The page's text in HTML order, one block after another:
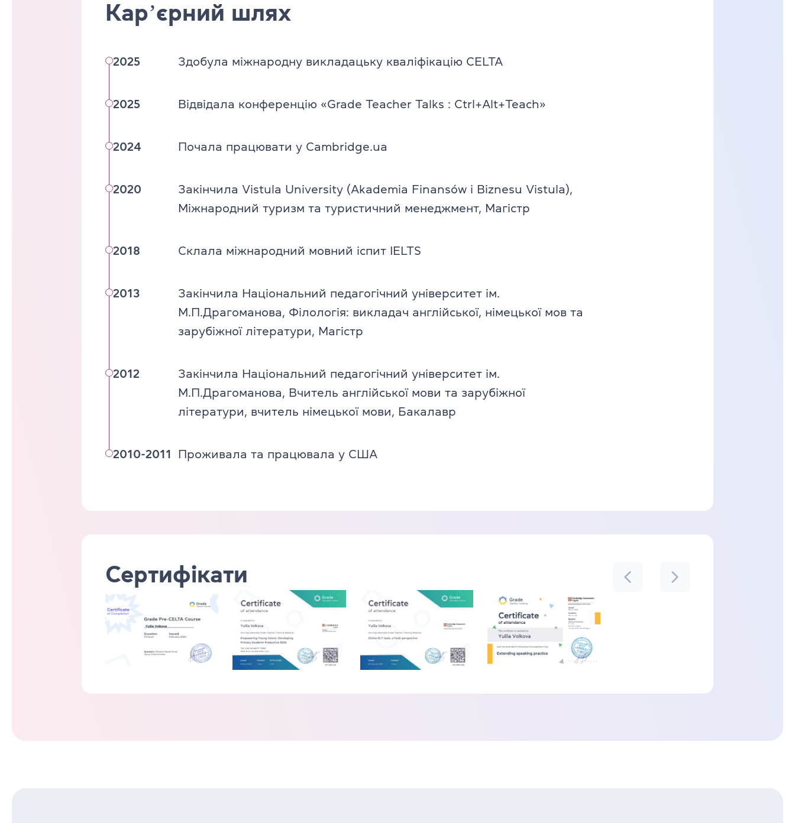
Карʼєрний шлях
2025 Здобула міжнародну викладацьку кваліфікацію CELTA
2025 Відвідала конференцію «Grade Teacher Talks : Ctrl+Alt+Teach»
2024 Почала працювати у Cambridge.ua
2020
Закінчила Vistula University (Akademia Finansów i Biznesu Vistula),
Міжнародний туризм та туристичний менеджмент, Магістр
2018 Склала міжнародний мовний іспит IELTS
2013
Закінчила Національний педагогічний університет ім.
М.П.Драгоманова, Філологія: викладач англійської, німецької мов та
зарубіжної літератури, Магістр
2012
Закінчила Національний педагогічний університет ім.
М.П.Драгоманова, Вчитель англійської мови та зарубіжної
літератури, вчитель німецької мови, Бакалавр
2010-2011 Проживала та працювала у США
Сертифікати